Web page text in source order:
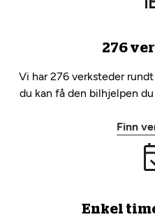
276
Vi har 276 verksteder
du kan få den bilhjelpen
Finn
Enkel